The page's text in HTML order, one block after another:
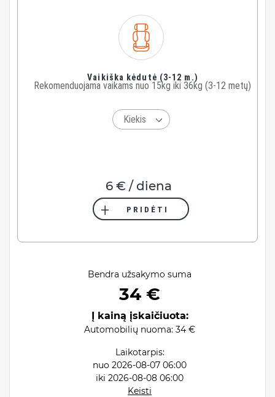
Vaikiška kėdutė (3-12 m.)
Rekomenduojama vaikams nuo 15kg iki 36kg (3-12 metų)
6 € / diena
PRIDĖTI
Bendra užsakymo suma
34 €
Į kainą įskaičiuota:
Automobilių nuoma: 34 €
Laikotarpis:
nuo 2026-08-07 06:00
iki 2026-08-08 06:00
Keisti